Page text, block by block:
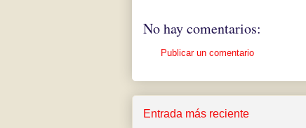
No hay comentarios:
Publicar un comentario
Entrada más reciente